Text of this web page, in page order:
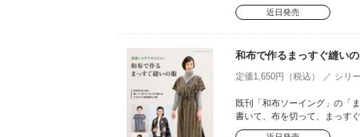
近日発売
和布で作るまっすぐ縫い
定価1,650円（税込） ／ シリ
既刊「和布ソーイング」の「
書いて、布を切って、まっす